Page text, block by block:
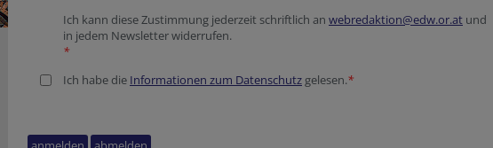
Ich kann diese Zustimmung jederzeit schriftlich an webredaktion@edw.or.at und
in jedem Newsletter widerrufen.
*
Ich habe die Informationen zum Datenschutz gelesen.*